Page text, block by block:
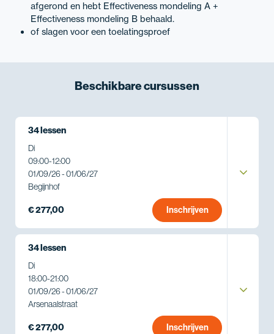
afgerond en hebt Effectiveness mondeling A +
Effectiveness mondeling B behaald.
of slagen voor een toelatingsproef
Beschikbarecursussen
34 lessen
Di
09:00-12:00
01/09/26 - 01/06/27
Begijnhof
€ 277,00 Inschrijven
34 lessen
Di
18:00-21:00
01/09/26 - 01/06/27
Arsenaalstraat
€ 277,00 Inschrijven